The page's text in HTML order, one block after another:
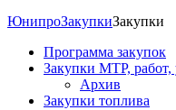
ЮнипроЗакупкиЗакупки
Программа закупок
Закупки МТР, работ,
Архив
Закупки топлива